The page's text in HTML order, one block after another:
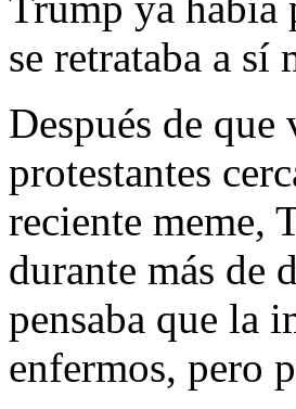
se retrataba a sí
Después de
protestantes
reciente meme,
durante más de
pensaba que la
enfermos, pero